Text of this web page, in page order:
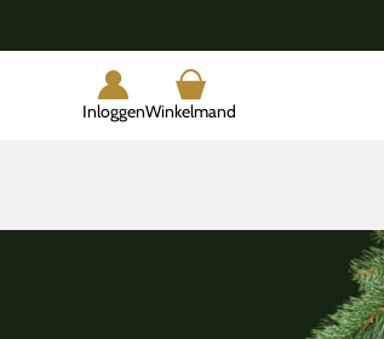
InloggenWinkelmand